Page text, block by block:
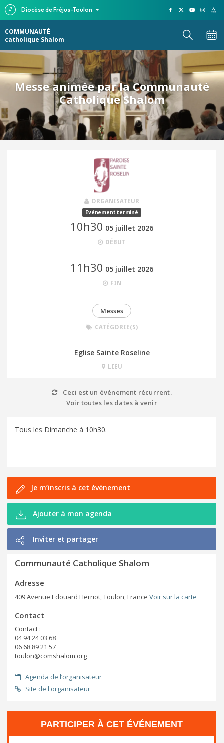
Diocèse de Fréjus-Toulon
COMMUNAUTÉ
catholique Shalom
Messe animée par la Communauté
Catholique Shalom
ORGANISATEUR
10h30 05 juillet 2026
DÉBUT
11h30 05 juillet 2026
FIN
Messes
CATÉGORIE(S)
Eglise Sainte Roseline
LIEU
Ceci est un événement récurrent.
Voir toutes les dates à venir
Tous les Dimanche à 10h30.
Je m’inscris à cet événement
Ajouter à mon agenda
Inviter et partager
Communauté Catholique Shalom
Adresse
409 Avenue Edouard Herriot, Toulon, France Voir sur la carte
Contact
Contact :
04 94 24 03 68
06 68 89 21 57
toulon@comshalom.org
Agenda de l’organisateur
Site de l'organisateur
PARTICIPER À CET ÉVÉNEMENT